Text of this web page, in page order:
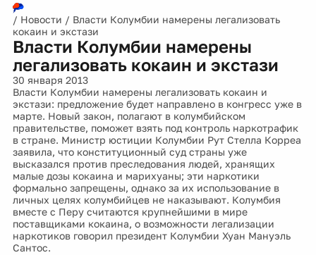
/ Новости / Власти Колумбии намерены легализовать
кокаин и экстази
Власти Колумбии намерены
легализовать кокаин и экстази
30 января 2013
Власти Колумбии намерены легализовать кокаин и
экстази: предложение будет направлено в конгресс уже в
марте. Новый закон, полагают в колумбийском
правительстве, поможет взять под контроль наркотрафик
в стране. Министр юстиции Колумбии Рут Стелла Корреа
заявила, что конституционный суд страны уже
высказался против преследования людей, хранящих
малые дозы кокаина и марихуаны; эти наркотики
формально запрещены, однако за их использование в
личных целях колумбийцев не наказывают. Колумбия
вместе с Перу считаются крупнейшими в мире
поставщиками кокаина, о возможности легализации
наркотиков говорил президент Колумбии Хуан Мануэль
Сантос.